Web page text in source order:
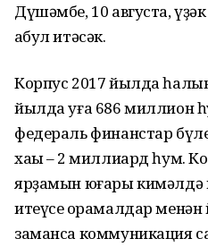
Дүшәмбе, 10 августа,
ҡабул итәсәк.
Корпус 2017 йылда
йылда уға 686 миллион
федераль финанстар
хаҡы – 2 миллиард һум.
ярҙамын юғары кимәлдә
итеүсе ҡорамалдар
заманса коммуникация